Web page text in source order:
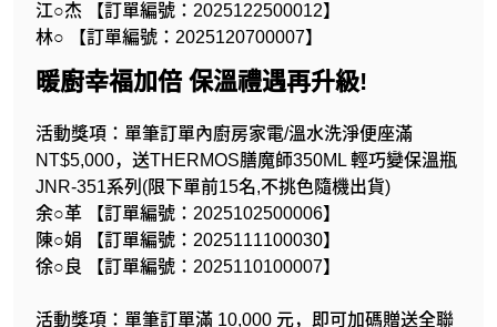
江○杰 【訂單編號：2025122500012】
林○ 【訂單編號：2025120700007】
暖廚幸福加倍 保溫禮遇再升級!
活動獎項：單筆訂單內廚房家電/溫水洗淨便座滿
NT$5,000，送THERMOS膳魔師350ML 輕巧變保溫瓶
JNR-351系列(限下單前15名,不挑色隨機出貨)
余○革 【訂單編號：2025102500006】
陳○娟 【訂單編號：2025111100030】
徐○良 【訂單編號：2025110100007】
活動獎項：單筆訂單滿 10,000 元，即可加碼贈送全聯